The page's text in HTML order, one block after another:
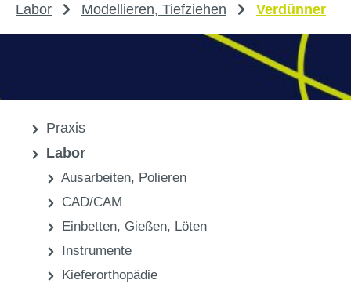
Labor Modellieren, Tiefziehen Verdünner
Praxis
Labor
Ausarbeiten, Polieren
CAD/CAM
Einbetten, Gießen, Löten
Instrumente
Kieferorthopädie